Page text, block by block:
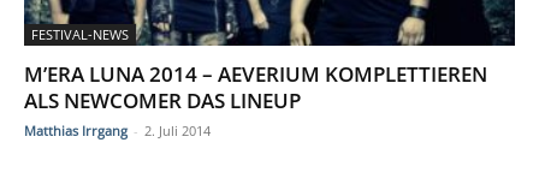
FESTIVAL-NEWS
M’ERA LUNA 2014 – AEVERIUM KOMPLETTIEREN
ALS NEWCOMER DAS LINEUP
Matthias Irrgang - 2. Juli 2014